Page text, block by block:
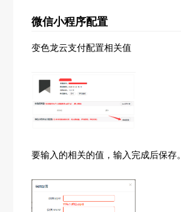
微信小程序配置
变色龙云支付配置相关值
要输入的相关的值，输入完成后保存。